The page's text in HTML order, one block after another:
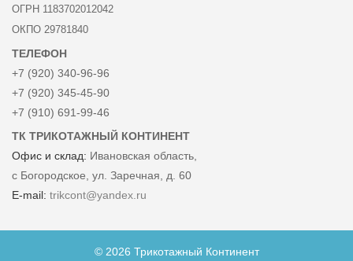
ОГРН 1183702012042
ОКПО 29781840
ТЕЛЕФОН
+7 (920) 340-96-96
+7 (920) 345-45-90
+7 (910) 691-99-46
ТК ТРИКОТАЖНЫЙ КОНТИНЕНТ
Офис и склад: Ивановская область,
с Богородское, ул. Заречная, д. 60
E-mail: trikcont@yandex.ru
© 2026 Трикотажный Континент